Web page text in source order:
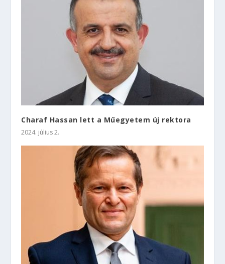
Charaf Hassan lett a Műegyetem új rektora
2024. július 2.